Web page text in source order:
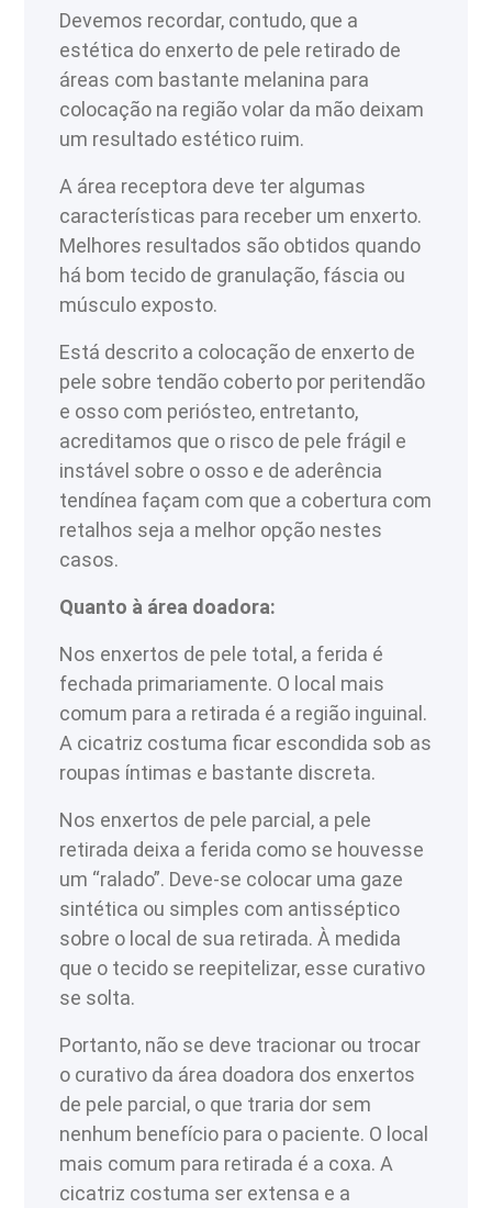
Devemos recordar, contudo, que a
estética do enxerto de pele retirado de
áreas com bastante melanina para
colocação na região volar da mão deixam
um resultado estético ruim.
A área receptora deve ter algumas
características para receber um enxerto.
Melhores resultados são obtidos quando
há bom tecido de granulação, fáscia ou
músculo exposto.
Está descrito a colocação de enxerto de
pele sobre tendão coberto por peritendão
e osso com periósteo, entretanto,
acreditamos que o risco de pele frágil e
instável sobre o osso e de aderência
tendínea façam com que a cobertura com
retalhos seja a melhor opção nestes
casos.
Quanto à área doadora:
Nos enxertos de pele total, a ferida é
fechada primariamente. O local mais
comum para a retirada é a região inguinal.
A cicatriz costuma ficar escondida sob as
roupas íntimas e bastante discreta.
Nos enxertos de pele parcial, a pele
retirada deixa a ferida como se houvesse
um “ralado”. Deve-se colocar uma gaze
sintética ou simples com antisséptico
sobre o local de sua retirada. À medida
que o tecido se reepitelizar, esse curativo
se solta.
Portanto, não se deve tracionar ou trocar
o curativo da área doadora dos enxertos
de pele parcial, o que traria dor sem
nenhum benefício para o paciente. O local
mais comum para retirada é a coxa. A
cicatriz costuma ser extensa e a